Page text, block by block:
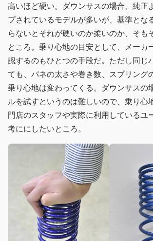
高いほど硬い。ダウンサスの場合、純正
プされているモデルが多いが、基準とな
らないとそれが硬いのか柔いのか、そも
ところ。乗り心地の目安として、メーカ
認するのもひとつの手段だ。ただし同じ
ても、バネの太さや巻き数、スプリング
乗り心地は変わってくる。ダウンサスの
ルを試すというのは難しいので、乗り心
門店のスタッフや実際に利用しているユ
考ににしたいところ。